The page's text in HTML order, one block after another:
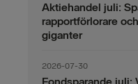
Aktiehandel juli:
rapportförlorare
giganter
2026-07-30